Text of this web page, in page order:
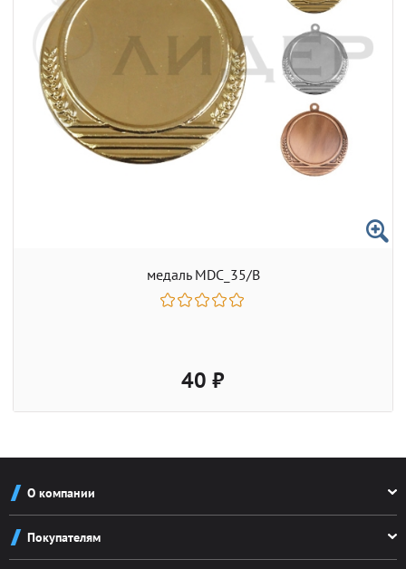
медаль MDC_35/B
40 ₽
О компании
Реквизиты
Покупателям